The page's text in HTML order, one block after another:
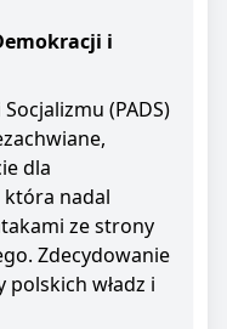
i
(PADS)
dla
która nadal
ze strony
Zdecydowanie
władz i